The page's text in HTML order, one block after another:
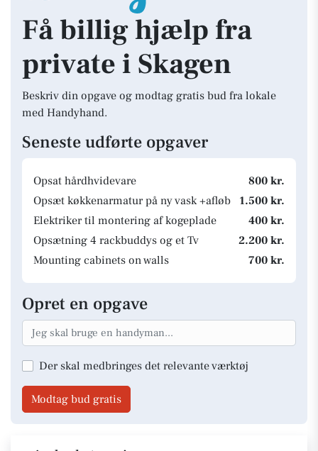
Få billig hjælp fra
private i Skagen
Beskriv din opgave og modtag gratis bud fra lokale
med Handyhand.
Seneste udførte opgaver
Opsat hårdhvidevare
800 kr.
Opsæt køkkenarmatur på ny vask +afløb
1.500 kr.
Elektriker til montering af kogeplade
400 kr.
Opsætning 4 rackbuddys og et Tv
2.200 kr.
Mounting cabinets on walls
700 kr.
Opret en opgave
Der skal medbringes det relevante værktøj
Modtag bud gratis